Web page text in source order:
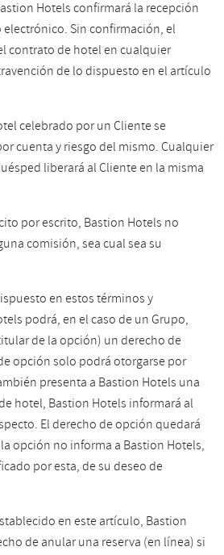
Hotels confirmará la recepción
Sin confirmación, el
contrato de hotel en cualquier
de lo dispuesto en el artículo
celebrado por un Cliente se
cuenta y riesgo del mismo. Cualquier
liberará al Cliente en la misma
por escrito, Bastion Hotels no
comisión, sea cual sea su
en estos términos y
podrá, en el caso de un Grupo,
de la opción) un derecho de
opción solo podrá otorgarse por
presenta a Bastion Hotels una
hotel, Bastion Hotels informará al
El derecho de opción quedará
opción no informa a Bastion Hotels,
por esta, de su deseo de
en este artículo, Bastion
de anular una reserva (en línea) si